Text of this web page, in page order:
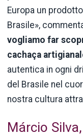
Europa un
Brasile»,
vogliamo far
cachaça
autentica in ogni
del Brasile nel
nostra cultura
Márcio